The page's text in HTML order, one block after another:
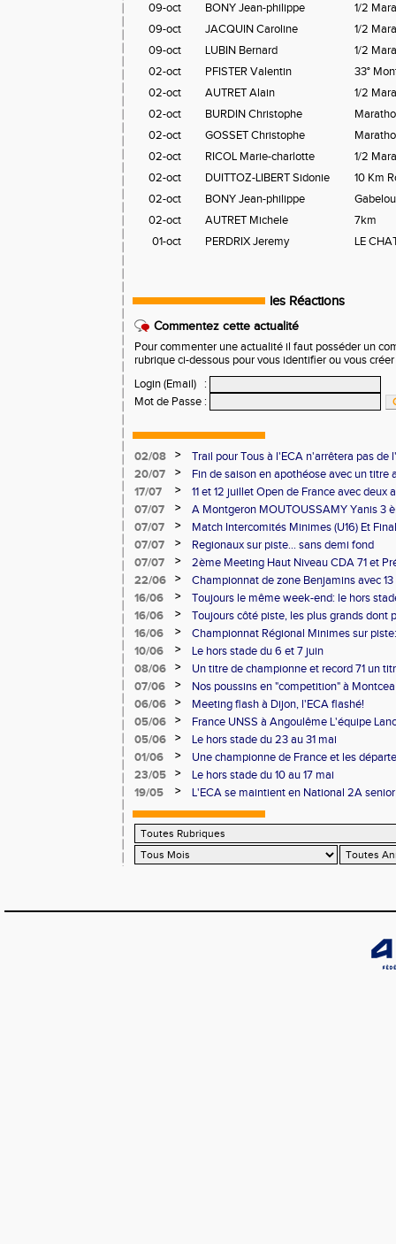
09-oct
BONY Jean-philippe
1/2
09-oct
JACQUIN Caroline
1/2
09-oct
LUBIN Bernard
1/2
02-oct
PFISTER Valentin
33°
02-oct
AUTRET Alain
1/2
02-oct
BURDIN Christophe
02-oct
GOSSET Christophe
02-oct
RICOL Marie-charlotte
1/2
02-oct
DUITTOZ-LIBERT Sidonie
10 Km
02-oct
BONY Jean-philippe
02-oct
AUTRET Michele
7km
01-oct
PERDRIX Jeremy LE
les Réactions
Commentez cette actualité
Pour commenter une actualité il faut posséder un
rubrique ci-dessous pour vous identifier ou vous
Login (Email)
:
Mot de Passe :
02/08 >
Trail pour Tous à l'ECA n'arrêtera pas de
20/07
>
Fin de saison en apothéose avec un titre
saison
17/07 >
11 et 12 juillet Open de France avec deux
07/07
>
A Montgeron MOUTOUSSAMY Yanis 3
française à Decines: Demi-fond
07/07 >
Match Intercomités Minimes (U16) Et
Benjamin(e)s (U14) à Besançon de haut
07/07 >
Regionaux sur piste... sans demi fond
07/07
>
2ème Meeting Haut Niveau CDA 71 et
Chalon
22/06 >
Championnat de zone Benjamins avec
Pontoise et Macon
16/06 >
Toujours le même week-end: le hors
16/06
>
Toujours côté piste, les plus grands dont
Master et 20 ème perf française au triple
16/06 >
Championnat Régional Minimes sur
personnels
10/06 >
Le hors stade du 6 et 7 juin
08/06
>
Un titre de championne et record 71 un
l'ECAlité aux Regionaux d'Epreuves
07/06 >
Nos poussins en "competition" à
06/06
>
Meeting flash à Dijon, l'ECA flashé!
05/06
>
France UNSS à Angoulême L'équipe
podium
05/06 >
Le hors stade du 23 au 31 mai
01/06
>
Une championne de France et les
23/05
>
Le hors stade du 10 au 17 mai
19/05
> L'ECA se maintient en National 2A